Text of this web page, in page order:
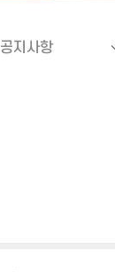
공지사항